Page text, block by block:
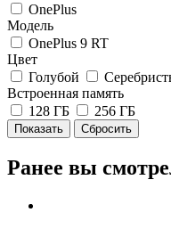
OnePlus
Модель
OnePlus 9 RT
Цвет
Голубой
Встроенная память
128 ГБ
256 ГБ
Сбросить
Ранее вы